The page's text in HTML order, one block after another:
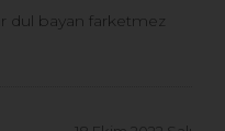
dul bayan farketmez